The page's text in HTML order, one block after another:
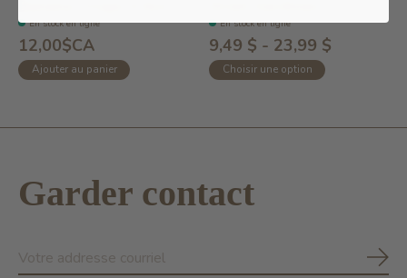
En stock en ligne
12,00$CA
Ajouter au panier
En stock en ligne
9,49 $ - 23,99 $
Choisir une option
Garder contact